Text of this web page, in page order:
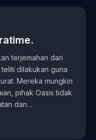
terjemahan dari
dilakukan guna
Mereka mungkin
pihak Oasis tidak
dan…